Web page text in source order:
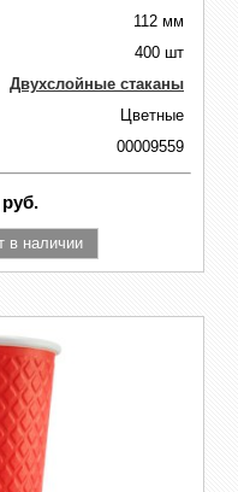
112 мм
400 шт
Двухслойные стаканы
Цветные
00009559
руб.